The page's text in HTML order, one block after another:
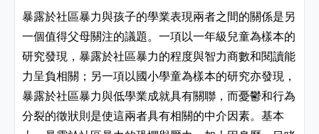
暴露於社區暴力與孩子的學業表現兩者之間的關係是另
一個值得父母關注的議題。一項以一年級兒童為樣本的
研究發現，暴露於社區暴力的程度與智力商數和閱讀能
力呈負相關；另一項以國小學童為樣本的研究亦發現，
暴露於社區暴力與低學業成就具有關聯，而憂鬱和行為
分裂的徵狀則是使這兩者具有相關的中介因素。基本